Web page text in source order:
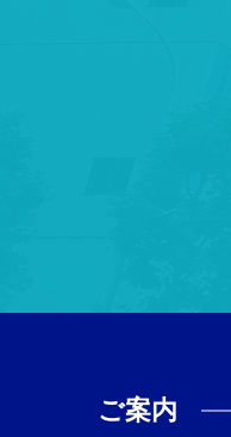
ご案内